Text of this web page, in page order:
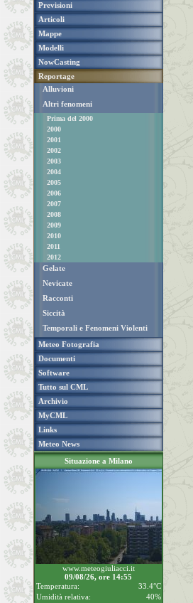
Previsioni
Articoli
Mappe
Modelli
NowCasting
Reportage
Alluvioni
Altri fenomeni
Prima del 2000
2000
2001
2002
2003
2004
2005
2006
2007
2008
2009
2010
2011
2012
Gelate
Nevicate
Racconti
Siccità
Temporali e Fenomeni Violenti
Meteo Fotografia
Documenti
Software
Tutto sul CML
Archivio
MyCML
Links
Meteo News
Situazione a Milano
www.meteogiuliacci.it
09/08/26, ore 14:55
Temperatura:
33.4°C
Umidità relativa:
40%